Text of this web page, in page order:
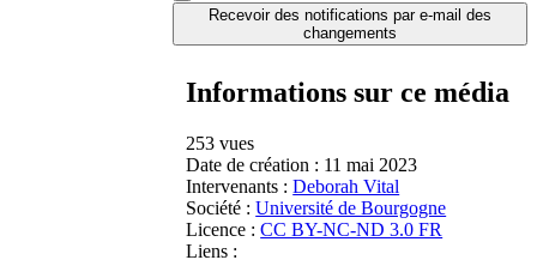
Recevoir des notifications par e-mail des
changements
Informations sur ce média
253 vues
Date de création : 11 mai 2023
Intervenants : Deborah Vital
Société : Université de Bourgogne
Licence : CC BY-NC-ND 3.0 FR
Liens :